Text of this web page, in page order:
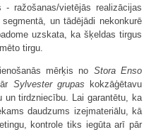
ražošanas/vietējās realizācijas
un tādējādi nekonkurē
uzskata, ka šķeldas tirgus
tirgu.
mērķis no Stora Enso
Sylvester grupas kokzāģētavu
un tirdzniecību. Lai garantētu, ka
daudzums izejmateriālu, kā
kontrole tiks iegūta arī pār